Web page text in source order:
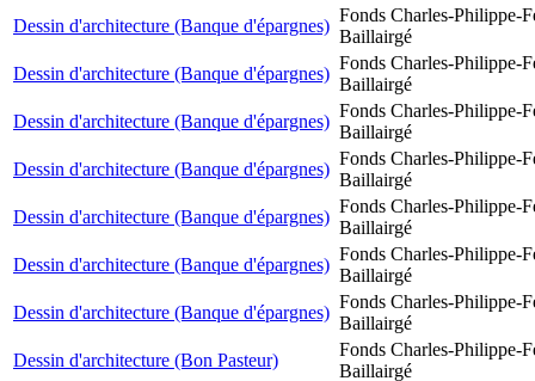
Dessin d'architecture (Banque d'épargnes)
Fonds Charles-Philippe-
Baillairgé
Dessin d'architecture (Banque d'épargnes)
Fonds Charles-Philippe-
Baillairgé
Dessin d'architecture (Banque d'épargnes)
Fonds Charles-Philippe-
Baillairgé
Dessin d'architecture (Banque d'épargnes)
Fonds Charles-Philippe-
Baillairgé
Dessin d'architecture (Banque d'épargnes)
Fonds Charles-Philippe-
Baillairgé
Dessin d'architecture (Banque d'épargnes)
Fonds Charles-Philippe-
Baillairgé
Dessin d'architecture (Banque d'épargnes)
Fonds Charles-Philippe-
Baillairgé
Dessin d'architecture (Bon Pasteur)
Fonds Charles-Philippe-
Baillairgé